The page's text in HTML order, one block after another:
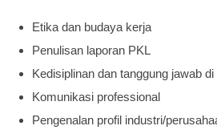
Etika dan budaya kerja
Penulisan laporan PKL
Kedisiplinan dan tanggung jawab
Komunikasi professional
Pengenalan profil industri/